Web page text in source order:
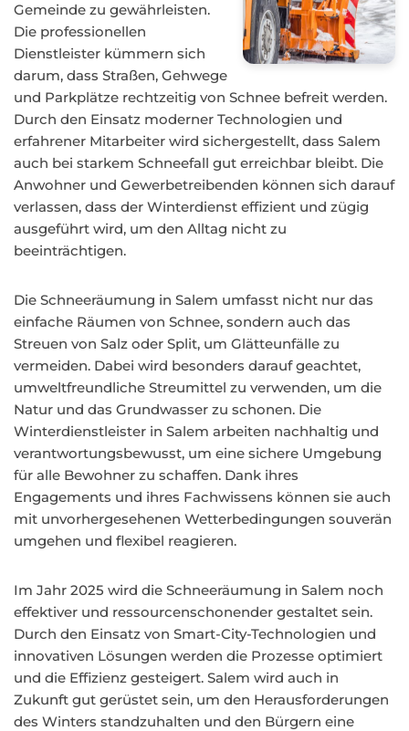
Gemeinde zu gewährleisten.
Die professionellen
Dienstleister kümmern sich
darum, dass Straßen, Gehwege
und Parkplätze rechtzeitig von Schnee befreit werden.
Durch den Einsatz moderner Technologien und
erfahrener Mitarbeiter wird sichergestellt, dass Salem
auch bei starkem Schneefall gut erreichbar bleibt. Die
Anwohner und Gewerbetreibenden können sich darauf
verlassen, dass der Winterdienst effizient und zügig
ausgeführt wird, um den Alltag nicht zu
beeinträchtigen.
Die Schneeräumung in Salem umfasst nicht nur das
einfache Räumen von Schnee, sondern auch das
Streuen von Salz oder Split, um Glätteunfälle zu
vermeiden. Dabei wird besonders darauf geachtet,
umweltfreundliche Streumittel zu verwenden, um die
Natur und das Grundwasser zu schonen. Die
Winterdienstleister in Salem arbeiten nachhaltig und
verantwortungsbewusst, um eine sichere Umgebung
für alle Bewohner zu schaffen. Dank ihres
Engagements und ihres Fachwissens können sie auch
mit unvorhergesehenen Wetterbedingungen souverän
umgehen und flexibel reagieren.
Im Jahr 2025 wird die Schneeräumung in Salem noch
effektiver und ressourcenschonender gestaltet sein.
Durch den Einsatz von Smart-City-Technologien und
innovativen Lösungen werden die Prozesse optimiert
und die Effizienz gesteigert. Salem wird auch in
Zukunft gut gerüstet sein, um den Herausforderungen
des Winters standzuhalten und den Bürgern eine